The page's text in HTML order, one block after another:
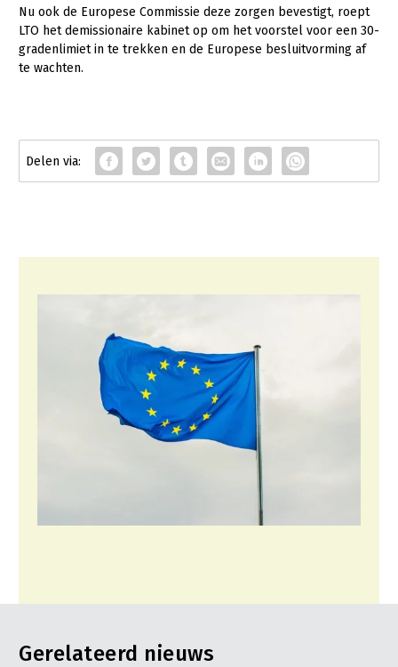
Melkveehouderij
Paardenhouderij
Varkenshouderij
Bomen, vaste planten en zomerbloemen
Fruitteelt
Vollegrondsgroente
Nieuws
Nieuwsabonnement
LTO Nederland
Mensen
Nu ook de Europese Commissie deze zorgen bevestigt, roept
LTO het demissionaire kabinet op om het voorstel voor een 30-
gradenlimiet in te trekken en de Europese besluitvorming af
te wachten.
Gerelateerd nieuws